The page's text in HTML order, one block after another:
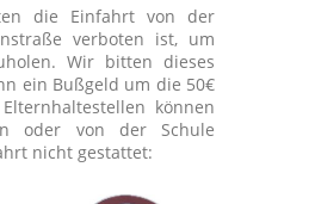
die Einfahrt von der
verboten ist, um
Wir bitten dieses
ein Bußgeld um die 50€
können
oder von der Schule
nicht gestattet: